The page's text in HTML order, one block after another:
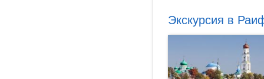
Экскурсия в